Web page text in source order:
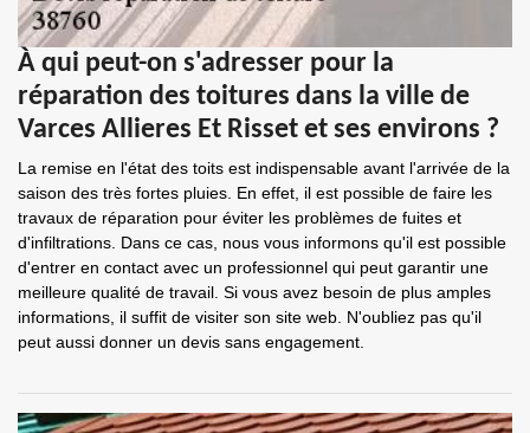
À qui peut-on s'adresser pour la
réparation des toitures dans la ville de
Varces Allieres Et Risset et ses environs ?
La remise en l'état des toits est indispensable avant l'arrivée de la
saison des très fortes pluies. En effet, il est possible de faire les
travaux de réparation pour éviter les problèmes de fuites et
d'infiltrations. Dans ce cas, nous vous informons qu'il est possible
d'entrer en contact avec un professionnel qui peut garantir une
meilleure qualité de travail. Si vous avez besoin de plus amples
informations, il suffit de visiter son site web. N'oubliez pas qu'il
peut aussi donner un devis sans engagement.